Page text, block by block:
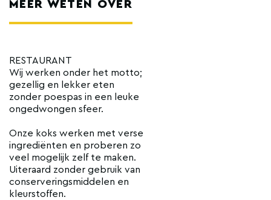
MEER WETEN OVER
RESTAURANT
Wij werken onder het motto;
gezellig en lekker eten
zonder poespas in een leuke
ongedwongen sfeer.
Onze koks werken met verse
ingrediënten en proberen zo
veel mogelijk zelf te maken.
Uiteraard zonder gebruik van
conserveringsmiddelen en
kleurstoffen.